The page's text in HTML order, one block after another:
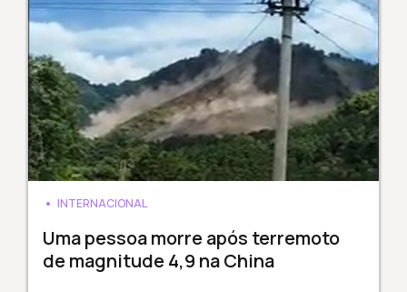
INTERNACIONAL
Uma pessoa morre após terremoto
de magnitude 4,9 na China